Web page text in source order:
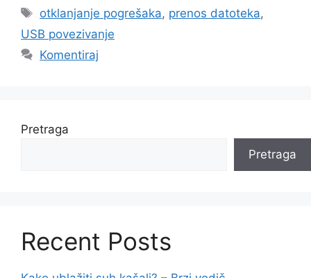
Oznake
otklanjanje pogrešaka, prenos datoteka,
USB povezivanje
Komentiraj
Pretraga
Pretraga
Recent Posts